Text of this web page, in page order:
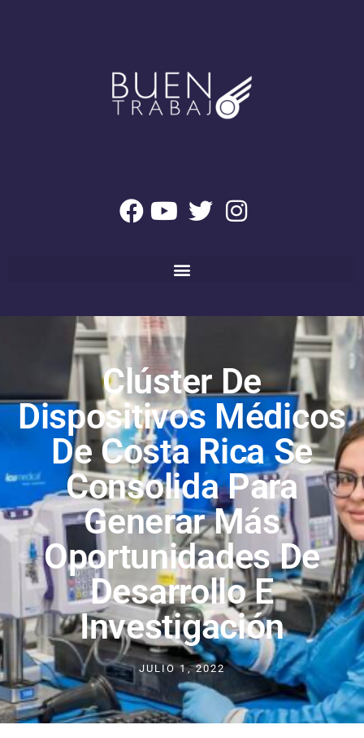
Clúster De
Dispositivos Médicos
De Costa Rica Se
Consolida Para
Generar Más
Oportunidades De
Desarrollo E
Investigación
JULIO 1, 2022